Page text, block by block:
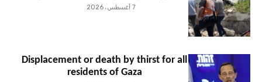
7 أغسطس، 2026
Displacement or death by thirst for all
residents of Gaza